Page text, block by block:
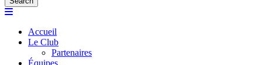
Accueil
Le Club
Partenaires
Équipes